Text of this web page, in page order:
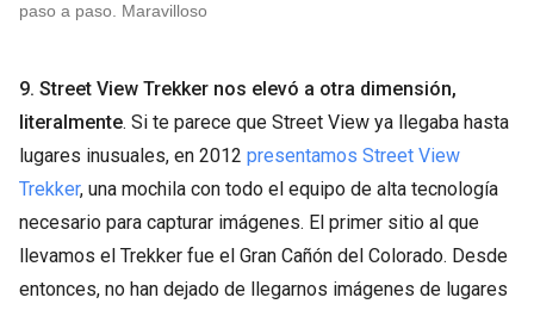
paso a paso. Maravilloso
9. Street View Trekker nos elevó a otra dimensión,
literalmente. Si te parece que Street View ya llegaba hasta
lugares inusuales, en 2012 presentamos Street View
Trekker, una mochila con todo el equipo de alta tecnología
necesario para capturar imágenes. El primer sitio al que
llevamos el Trekker fue el Gran Cañón del Colorado. Desde
entonces, no han dejado de llegarnos imágenes de lugares